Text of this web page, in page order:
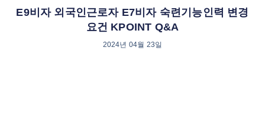
E9비자 외국인근로자 E7비자 숙련기능인력 변경
요건 KPOINT Q&A
2024년 04월 23일